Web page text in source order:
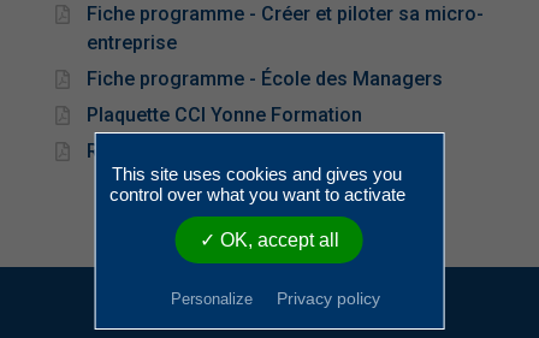
Fiche programme - Créer et piloter sa micro-
entreprise
Fiche programme - École des Managers
Plaquette CCI Yonne Formation
Règlement intérieur Pôle Formation
This site uses cookies and gives you
control over what you want to activate
✓ OK, accept all
Personalize Privacy policy